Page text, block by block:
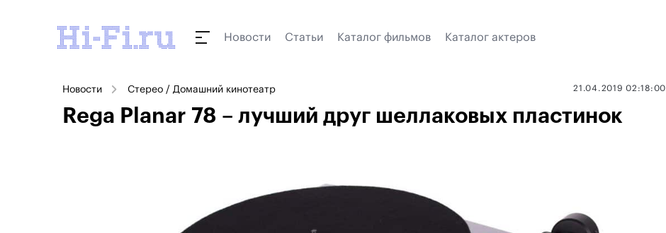
Новости Статьи Каталог фильмов Каталог актеров
Новости Стерео / Домашний кинотеатр 21.04.2019 02:18:00
Rega Planar 78 – лучший друг шеллаковых пластинок